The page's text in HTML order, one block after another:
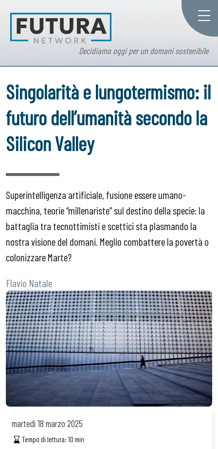
Decidiamo oggi per un domani sostenibile
Singolarità e lungotermismo: il
futuro dell’umanità secondo la
Silicon Valley
Superintelligenza artificiale, fusione essere umano-
macchina, teorie “millenariste” sul destino della specie: la
battaglia tra tecnottimisti e scettici sta plasmando la
nostra visione del domani. Meglio combattere la povertà o
colonizzare Marte?
Flavio Natale
martedì 18 marzo 2025
Tempo di lettura:10 min